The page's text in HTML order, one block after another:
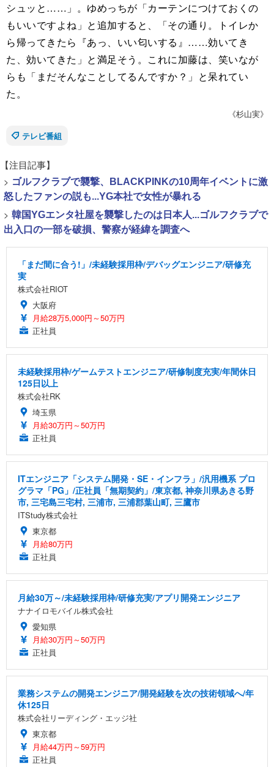
シュッと……」。ゆめっちが「カーテンにつけておくの
もいいですよね」と追加すると、「その通り。トイレか
ら帰ってきたら『あっ、いい匂いする』……効いてき
た、効いてきた」と満足そう。これに加藤は、笑いなが
らも「まだそんなことしてるんですか？」と呆れてい
た。
《杉山実》
テレビ番組
【注目記事】
> ゴルフクラブで襲撃、BLACKPINKの10周年イベントに激
怒したファンの説も...YG本社で女性が暴れる
> 韓国YGエンタ社屋を襲撃したのは日本人...ゴルフクラブで
出入口の一部を破損、警察が経緯を調査へ
「まだ間に合う!」/未経験採用枠/デバッグエンジニア/研修充
実
株式会社RIOT
大阪府
月給28万5,000円～50万円
正社員
未経験採用枠/ゲームテストエンジニア/研修制度充実/年間休日
125日以上
株式会社RK
埼玉県
月給30万円～50万円
正社員
ITエンジニア「システム開発・SE・インフラ」/汎用機系 プロ
グラマ「PG」/正社員「無期契約」/東京都, 神奈川県あきる野
市, 三宅島三宅村, 三浦市, 三浦郡葉山町, 三鷹市
ITStudy株式会社
東京都
月給80万円
正社員
月給30万～/未経験採用枠/研修充実/アプリ開発エンジニア
ナナイロモバイル株式会社
愛知県
月給30万円～50万円
正社員
業務システムの開発エンジニア/開発経験を次の技術領域へ/年
休125日
株式会社リーディング・エッジ社
東京都
月給44万円～59万円
正社員